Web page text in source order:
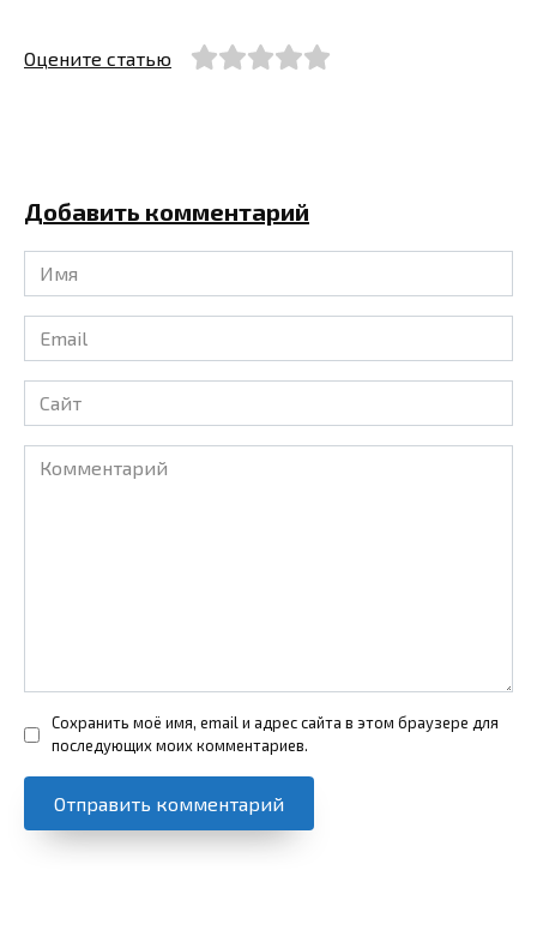
Оцените статью
Добавить комментарий
Имя
*
Email
*
Сайт
Комментарий
Сохранить моё имя, email и адрес сайта в этом браузере для
последующих моих комментариев.